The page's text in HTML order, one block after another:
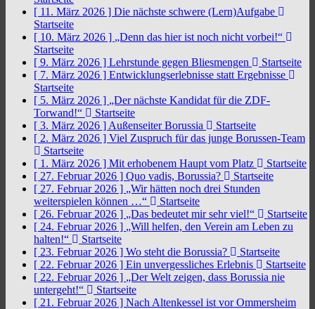
[ 11. März 2026 ] Die nächste schwere (Lern)Aufgabe
Startseite
[ 10. März 2026 ] „Denn das hier ist noch nicht vorbei!“
Startseite
[ 9. März 2026 ] Lehrstunde gegen Bliesmengen
Startseite
[ 7. März 2026 ] Entwicklungserlebnisse statt Ergebnisse
Startseite
[ 5. März 2026 ] „Der nächste Kandidat für die ZDF-
Torwand!“
Startseite
[ 3. März 2026 ] Außenseiter Borussia
Startseite
[ 2. März 2026 ] Viel Zuspruch für das junge Borussen-Team
Startseite
[ 1. März 2026 ] Mit erhobenem Haupt vom Platz
Startseite
[ 27. Februar 2026 ] Quo vadis, Borussia?
Startseite
[ 27. Februar 2026 ] „Wir hätten noch drei Stunden
weiterspielen können …“
Startseite
[ 26. Februar 2026 ] „Das bedeutet mir sehr viel!“
Startseite
[ 24. Februar 2026 ] „Will helfen, den Verein am Leben zu
halten!“
Startseite
[ 23. Februar 2026 ] Wo steht die Borussia?
Startseite
[ 22. Februar 2026 ] Ein unvergessliches Erlebnis
Startseite
[ 22. Februar 2026 ] „Der Welt zeigen, dass Borussia nie
untergeht!“
Startseite
[ 21. Februar 2026 ] Nach Altenkessel ist vor Ommersheim